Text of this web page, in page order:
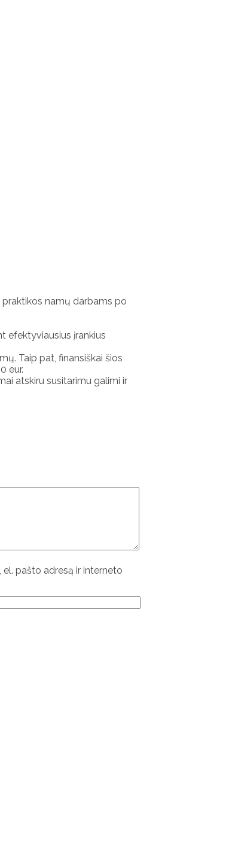
praktikos namų darbams po
efektyviausius įrankius
Taip pat, finansiškai šios
eur.
atskiru susitarimu galimi ir
pašto adresą ir interneto